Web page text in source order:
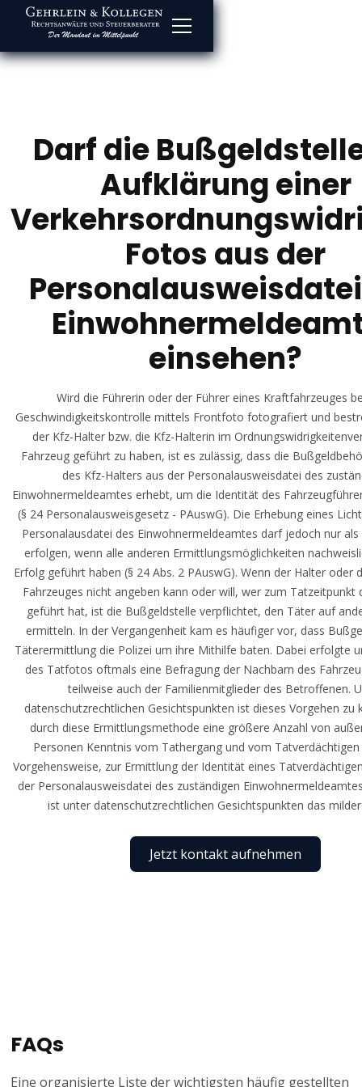
Darf die
Aufklärung einer
Fotos aus der
einsehen?
Wird die Führerin oder der Führer eines Kraftfahrzeuges
Geschwindigkeitskontrolle mittels Frontfoto fotografiert und
der Kfz-Halter bzw. die Kfz-Halterin im
Fahrzeug geführt zu haben, ist es zulässig, dass die
des Kfz-Halters aus der Personalausweisdatei des
Einwohnermeldeamtes erhebt, um die Identität des
(§ 24 Personalausweisgesetz - PAuswG). Die Erhebung eines
Personalausdatei des Einwohnermeldeamtes darf jedoch nur
erfolgen, wenn alle anderen Ermittlungsmöglichkeiten
Erfolg geführt haben (§ 24 Abs. 2 PAuswG). Wenn der Halter oder
Fahrzeuges nicht angeben kann oder will, wer zum Tatzeitpunkt
geführt hat, ist die Bußgeldstelle verpflichtet, den Täter auf
ermitteln. In der Vergangenheit kam es häufiger vor, dass
Täterermittlung die Polizei um ihre Mithilfe baten. Dabei erfolgte
des Tatfotos oftmals eine Befragung der Nachbarn des
teilweise auch der Familienmitglieder des Betroffenen.
datenschutzrechtlichen Gesichtspunkten ist dieses Vorgehen zu
durch diese Ermittlungsmethode eine größere Anzahl von
Personen Kenntnis vom Tathergang und vom
Vorgehensweise, zur Ermittlung der Identität eines
der Personalausweisdatei des zuständigen
ist unter datenschutzrechtlichen Gesichtspunkten das
Jetzt kontakt aufnehmen
FAQs
Eine organisierte Liste der wichtigsten häufig gestellten